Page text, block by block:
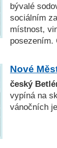
bývalé
sociálním
místnost,
posezením.
Nové
český
vypíná na
vánočních